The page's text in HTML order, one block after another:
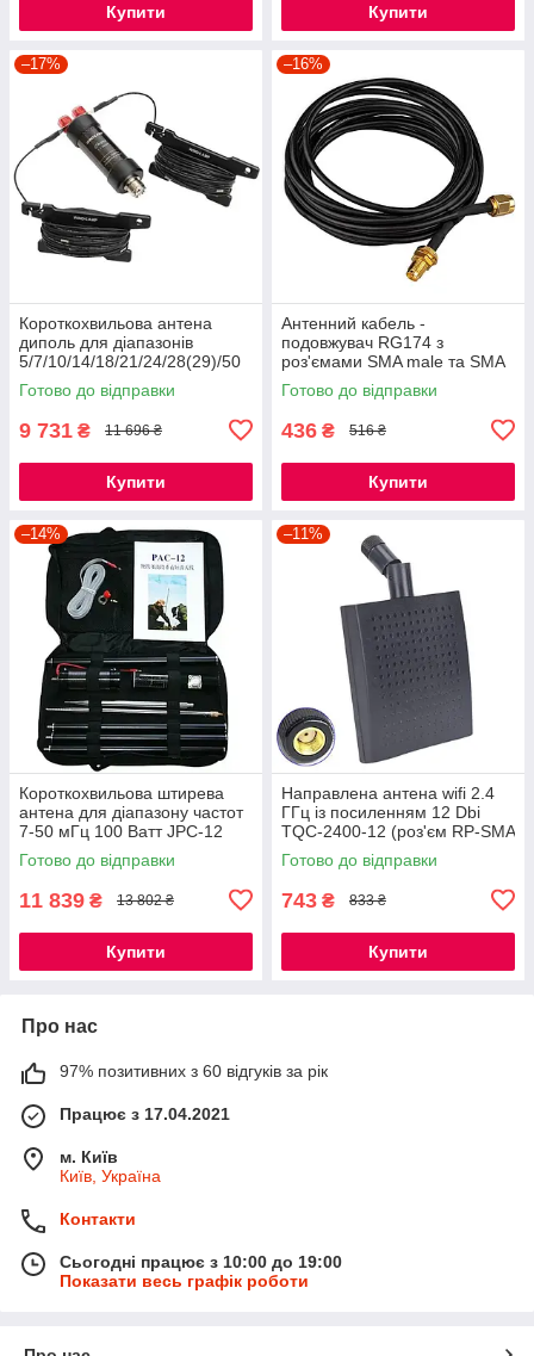
Купити Купити
–17%
Короткохвильова антена
диполь для діапазонів
5/7/10/14/18/21/24/28(29)/50
мГц Windcamp Gipsy 5-
50MHz
Готово до відправки
9 731 ₴ 11 696 ₴
Купити
–16%
Антенний кабель -
подовжувач RG174 з
роз'ємами SMA male та SMA
Female, довжиною 10 метрів
Готово до відправки
436 ₴ 516 ₴
Купити
–14%
Короткохвильова штирева
антена для діапазону частот
7-50 мГц 100 Ватт JPC-12
(PAC-12)
Готово до відправки
11 839 ₴ 13 802 ₴
Купити
–11%
Направлена ​​антена wifi 2.4
ГГц із посиленням 12 Dbi
TQC-2400-12 (роз'єм RP-SMA
з отвором)
Готово до відправки
743 ₴ 833 ₴
Купити
Про нас
97% позитивних з 60 відгуків за рік
Працює з 17.04.2021
м. Київ
Київ, Україна
Контакти
Сьогодні працює з 10:00 до 19:00
Показати весь графік роботи